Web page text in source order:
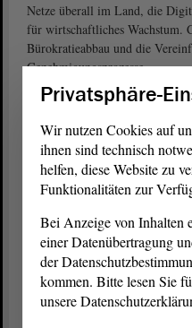
Netze überall im Land, die
für wirtschaftliches Wachstum.
Bürokratieabbau und die
Genehmigungsprozesse.
Czekalla warb zudem für mehr
Denken und die
Die Menschen in Sachsen-
sondern Gestaltende des
braucht Vertrauen“,
grundlegende Bedürfnisse,
untrennbar zusammen. „Die
Zukunftsaufgabe unseres
nicht vorangeht, verliert morgen.“
„Schnell und
Privatsphäre-
Wir nutzen Cookies auf
ihnen sind technisch
helfen, diese Website zu
Funktionalitäten zur
Bei Anzeige von Inhalten
einer Datenübertragung
der
kommen. Bitte lesen Sie
unsere